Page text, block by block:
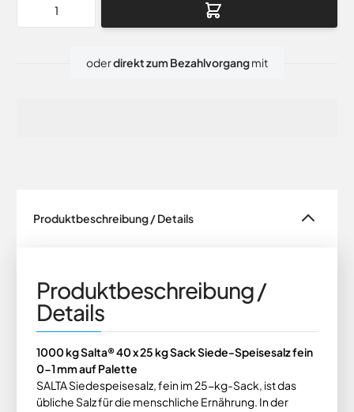
oderdirekt zum Bezahlvorgangmit
Produktbeschreibung / Details
Produktbeschreibung /
Details
1000 kg Salta® 40 x 25 kg Sack Siede-Speisesalz fein
0-1 mm auf Palette
SALTA Siedespeisesalz, fein im 25-kg-Sack, ist das
übliche Salz für die menschliche Ernährung. In der